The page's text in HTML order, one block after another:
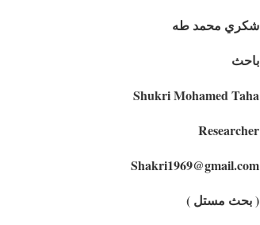
شكري محمد طه
باحث
Shukri Mohamed Taha
Researcher
Shakri1969@gmail.com
( بحث مستل )